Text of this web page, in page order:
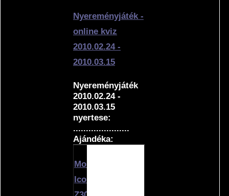
Nyereményjáték -
online kviz
2010.02.24 -
2010.03.15
Nyereményjáték
2010.02.24 -
2010.03.15
nyertese:
......................
Ajándéka:
Mouse
Icon7